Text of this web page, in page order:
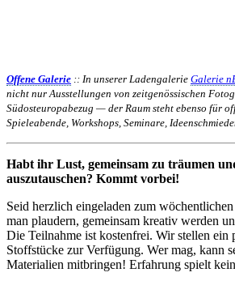
Offene Galerie :: In unserer Ladengalerie Galerie
nicht nur Ausstellungen von zeitgenössischen
Südosteuropabezug — der Raum steht ebenso für
Spieleabende, Workshops, Seminare,
Habt ihr Lust, gemeinsam zu träumen
auszutauschen? Kommt vorbei!
Seid herzlich eingeladen zum
man plaudern, gemeinsam kreativ werden
Die Teilnahme ist kostenfrei. Wir stellen ein
Stoffstücke zur Verfügung. Wer mag, kann
Materialien mitbringen! Erfahrung spielt